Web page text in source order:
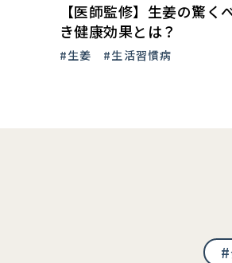
【医師監修】生姜の驚く
き健康効果とは？
#生姜 #生活習慣病